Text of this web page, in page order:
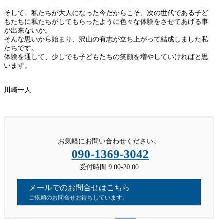
そして、私たちが大人になった今だからこそ、次の世代である子ど
もたちに私たちがしてもらったように色々な体験をさせてあげる事
が出来ないか。
そんな思いから始まり、沢山の有志が立ち上がって結成しました私
たちです。
体験を通して、少しでも子どもたちの笑顔を増やしていければと思
います。
川崎一人
お気軽にお問い合わせください。
090-1369-3042
受付時間 9:00-20:00
メールでのお問合せはこちら
ご依頼のお問合せお待ちしています。